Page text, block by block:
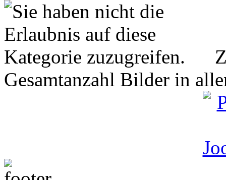
Gesamtanzahl Bilder in